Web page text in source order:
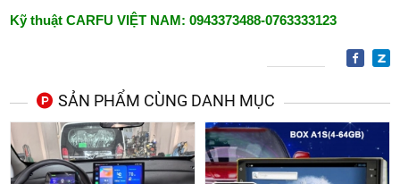
Kỹ thuật CARFU VIỆT NAM: 0943373488-0763333123
SẢN PHẨM CÙNG DANH MỤC